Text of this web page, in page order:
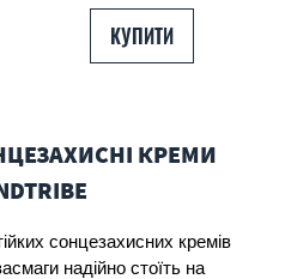
КУПИТИ
КРЕМИ
сонцезахисних кремів
надійно стоїть на